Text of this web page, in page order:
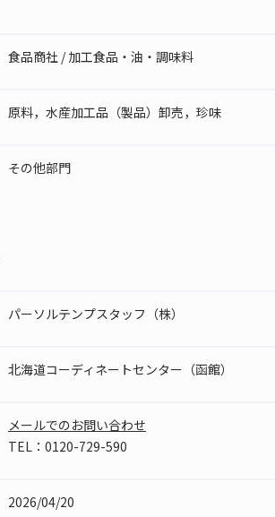
食品商社 / 加工食品・油・調味料
原料，水産加工品（製品）卸売，珍味
その他部門
パーソルテンプスタッフ（株）
北海道コーディネートセンター（函館）
メールでのお問い合わせ
TEL：0120-729-590
2026/04/20